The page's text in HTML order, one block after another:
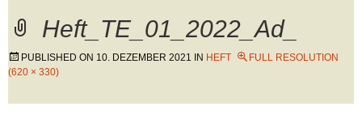
Heft_TE_01_2022_Ad_
PUBLISHED ON 10. DEZEMBER 2021 IN HEFT
FULL RESOLUTION
(620 × 330)